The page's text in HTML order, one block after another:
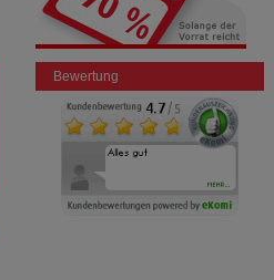
Bewertung